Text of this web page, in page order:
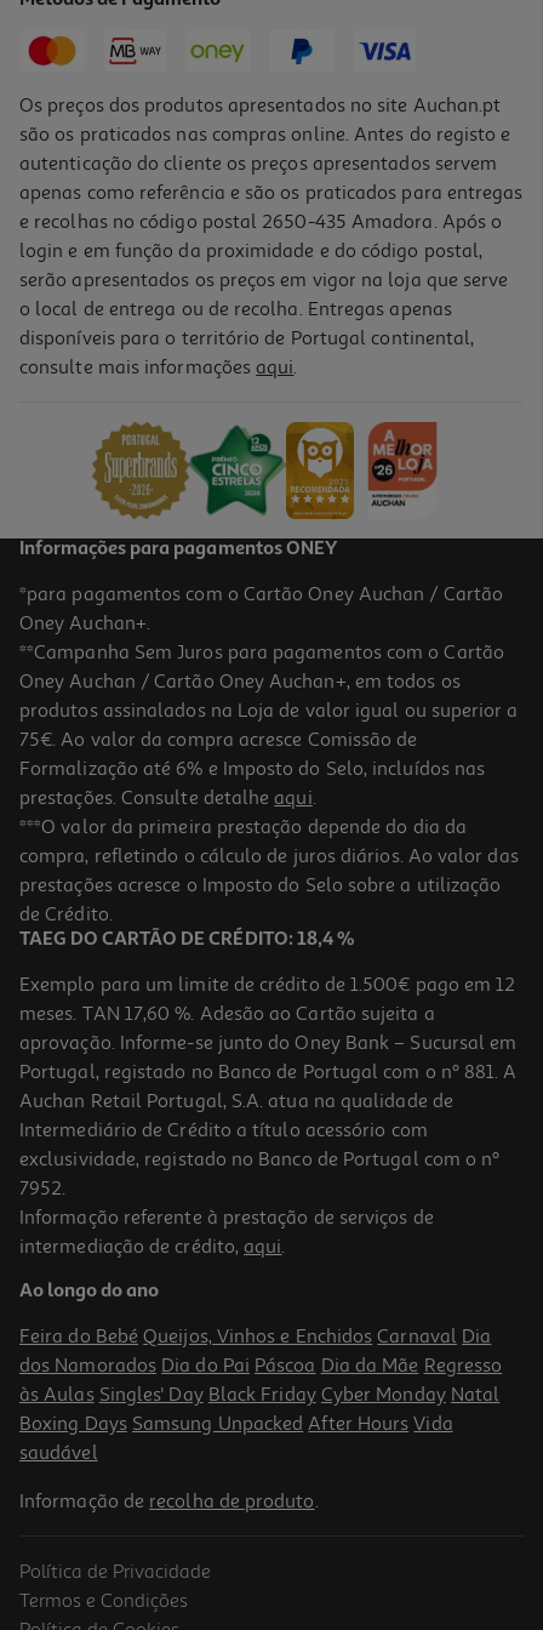
PVP de editor
-10%
Livro Mil E Uma Maneiras De Ser Inteligente De Davina Bell
PVP de editor
12,56 €
-10%
Livro Uma Mentira Gigante De Thierry Robberecht
12.56 €/un
13,95 € PVP de editor
12,56 €
-10%
Livro Às Voltas Com A História Princesa
11.42 €/un
PVP de editor
11,42 €
-10%
Os preços dos produtos apresentados no site Auchan.pt
são os praticados nas compras online. Antes do registo e
autenticação do cliente os preços apresentados servem
apenas como referência e são os praticados para entregas
e recolhas no código postal 2650-435 Amadora. Após o
login e em função da proximidade e do código postal,
serão apresentados os preços em vigor na loja que serve
o local de entrega ou de recolha. Entregas apenas
disponíveis para o território de Portugal continental,
consulte mais informações aqui.
Informações para pagamentos ONEY
*para pagamentos com o Cartão Oney Auchan / Cartão
Oney Auchan+.
**Campanha Sem Juros para pagamentos com o Cartão
Oney Auchan / Cartão Oney Auchan+, em todos os
produtos assinalados na Loja de valor igual ou superior a
75€. Ao valor da compra acresce Comissão de
Formalização até 6% e Imposto do Selo, incluídos nas
prestações. Consulte detalhe aqui.
***O valor da primeira prestação depende do dia da
compra, refletindo o cálculo de juros diários. Ao valor das
prestações acresce o Imposto do Selo sobre a utilização
de Crédito.
TAEG DO CARTÃO DE CRÉDITO: 18,4 %
Exemplo para um limite de crédito de 1.500€ pago em 12
meses. TAN 17,60 %. Adesão ao Cartão sujeita a
aprovação. Informe-se junto do Oney Bank – Sucursal em
Portugal, registado no Banco de Portugal com o nº 881. A
Auchan Retail Portugal, S.A. atua na qualidade de
Intermediário de Crédito a título acessório com
exclusividade, registado no Banco de Portugal com o nº
7952.
Informação referente à prestação de serviços de
intermediação de crédito, aqui.
Ao longo do ano
Feira do Bebé Queijos, Vinhos e Enchidos Carnaval Dia
dos Namorados Dia do Pai Páscoa Dia da Mãe Regresso
às Aulas Singles' Day Black Friday Cyber Monday Natal
Boxing Days Samsung Unpacked After Hours Vida
saudável
Informação de recolha de produto.
Política de Privacidade
Termos e Condições